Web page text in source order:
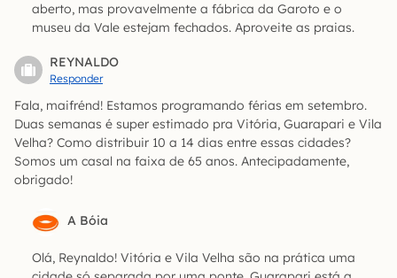
aberto, mas provavelmente a fábrica da Garoto e o
museu da Vale estejam fechados. Aproveite as praias.
REYNALDO
Responder
Fala, maifrénd! Estamos programando férias em setembro.
Duas semanas é super estimado pra Vitória, Guarapari e Vila
Velha? Como distribuir 10 a 14 dias entre essas cidades?
Somos um casal na faixa de 65 anos. Antecipadamente,
obrigado!
A Bóia
Olá, Reynaldo! Vitória e Vila Velha são na prática uma